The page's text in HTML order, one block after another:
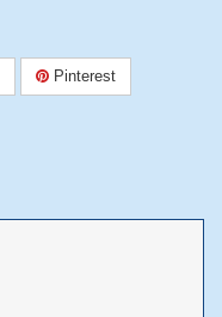
Pinterest